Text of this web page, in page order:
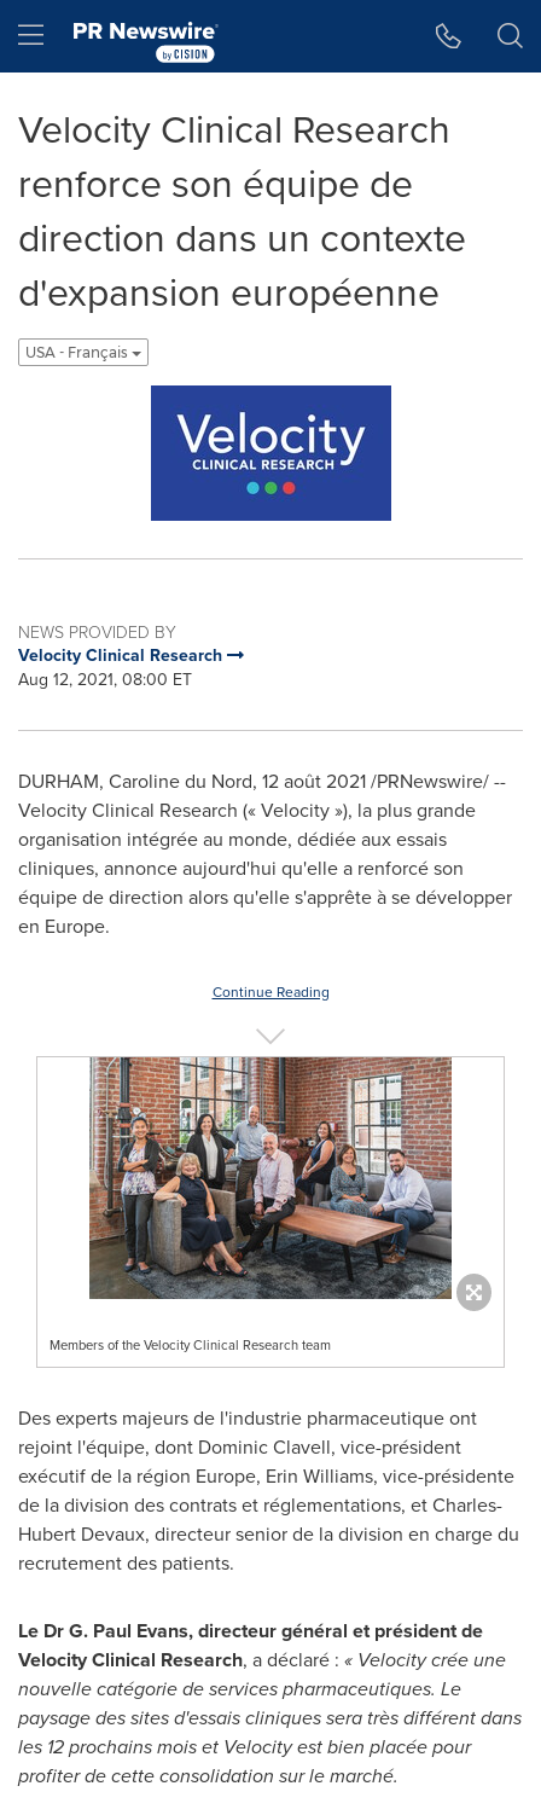
Hamburger menu
Velocity Clinical Research
renforce son équipe de
direction dans un contexte
d'expansion européenne
USA - Français
NEWS PROVIDED BY
Velocity Clinical Research
Aug 12, 2021, 08:00 ET
DURHAM, Caroline du Nord, 12 août 2021 /PRNewswire/ --
Velocity Clinical Research (« Velocity »), la plus grande
organisation intégrée au monde, dédiée aux essais
cliniques, annonce aujourd'hui qu'elle a renforcé son
équipe de direction alors qu'elle s'apprête à se développer
en Europe.
Continue Reading
Members of the Velocity Clinical Research team
Des experts majeurs de l'industrie pharmaceutique ont
rejoint l'équipe, dont Dominic Clavell, vice-président
exécutif de la région Europe, Erin Williams, vice-présidente
de la division des contrats et réglementations, et Charles-
Hubert Devaux, directeur senior de la division en charge du
recrutement des patients.
Le Dr G. Paul Evans, directeur général et président de
Velocity Clinical Research, a déclaré : « Velocity crée une
nouvelle catégorie de services pharmaceutiques. Le
paysage des sites d'essais cliniques sera très différent dans
les 12 prochains mois et Velocity est bien placée pour
profiter de cette consolidation sur le marché.